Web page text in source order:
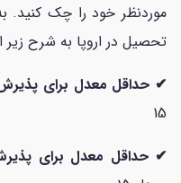
موردنظر خود را چک کنید.
تحصیل در اروپا به شرح
✔ حداقل معدل برای
15
✔ حداقل معدل برای